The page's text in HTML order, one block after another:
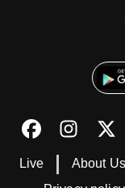
Live About Us